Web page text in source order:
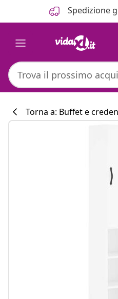
Spedizione
Torna a: Buffet e